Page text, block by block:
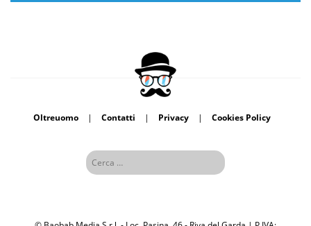
Oltreuomo | Contatti | Privacy | Cookies Policy